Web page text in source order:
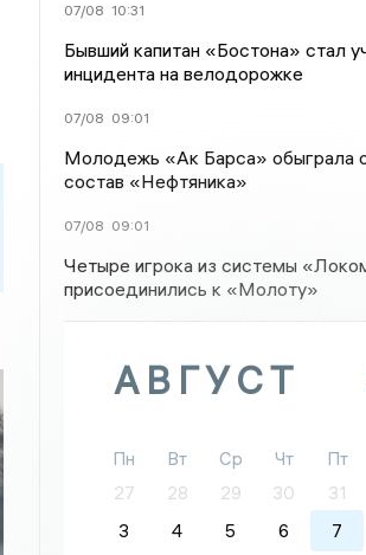
07/08 10:31
Бывший капитан «Бостона» стал
инцидента на велодорожке
07/08 09:01
Молодежь «Ак Барса» обыграла
состав «Нефтяника»
07/08 09:01
Четыре игрока из системы
присоединились к «Молоту»
АВГУСТ
Пн Вт Ср Чт Пт
27
28 29 30 31
3
4 5 6 7